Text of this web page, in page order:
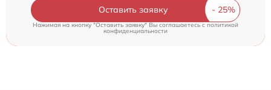
Оставить заявку
Нажимая на кнопку "Оставить заявку" Вы соглашаетесь cполитикой
конфиденциальности